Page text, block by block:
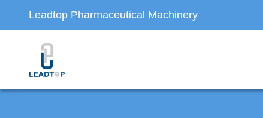
Leadtop Pharmaceutical Machinery